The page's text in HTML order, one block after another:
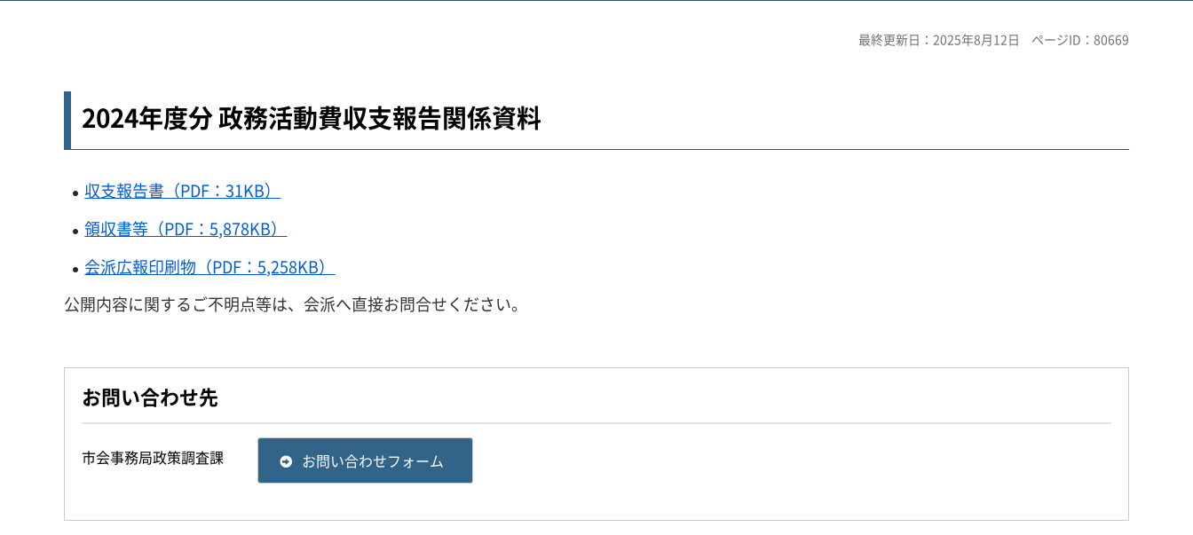
最終更新日：2025年8月12日 ページID：80669
2024年度分 政務活動費収支報告関係資料
収支報告書（PDF：31KB）
領収書等（PDF：5,878KB）
会派広報印刷物（PDF：5,258KB）
公開内容に関するご不明点等は、会派へ直接お問合せください。
お問い合わせ先
市会事務局政策調査課 お問い合わせフォーム